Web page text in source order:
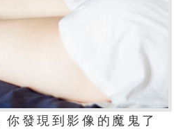
你發現到影像的魔鬼了